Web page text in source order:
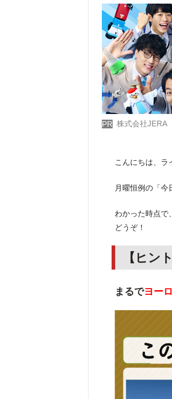
PR 株式会社JERA
こんにちは、ラ
月曜恒例の「
わかった時点で
どうぞ！
【ヒン
まるでヨー